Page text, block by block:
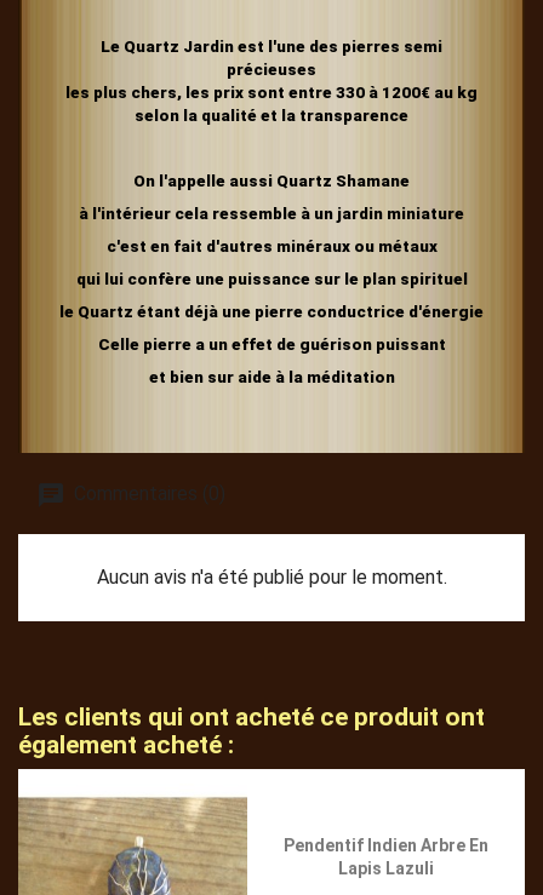
Le Quartz Jardin est l'une des pierres semi
précieuses
les plus chers, les prix sont entre 330 à 1200€ au kg
selon la qualité et la transparence
On l'appelle aussi Quartz Shamane
à l'intérieur cela ressemble à un jardin miniature
c'est en fait d'autres minéraux ou métaux
qui lui confère une puissance sur le plan spirituel
le Quartz étant déjà une pierre conductrice d'énergie
Celle pierre a un effet de guérison puissant
et bien sur aide à la méditation
Commentaires (0)
Aucun avis n'a été publié pour le moment.
Les clients qui ont acheté ce produit ont
également acheté :
Pendentif Indien Arbre En
Lapis Lazuli